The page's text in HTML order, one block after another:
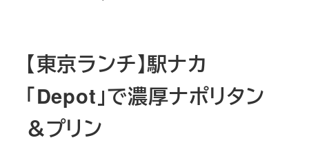
【東京ランチ】駅ナカ
「Depot」で濃厚ナポリタン
＆プリン